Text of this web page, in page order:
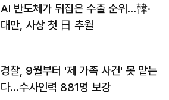
AI 반도체가 뒤집은 수출 순위…韓·
대만, 사상 첫 日 추월
경찰, 9월부터 '제 가족 사건' 못 맡는
다…수사인력 881명 보강